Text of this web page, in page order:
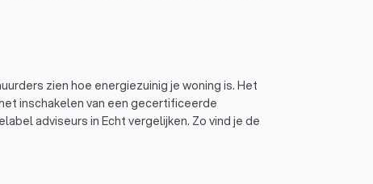
zien hoe energiezuinig je woning is. Het
inschakelen van een gecertificeerde
adviseurs in Echt vergelijken. Zo vind je de